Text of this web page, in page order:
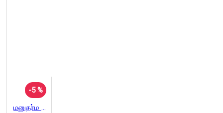
-5 %
மனுதர்ம சாஸ்திரம்